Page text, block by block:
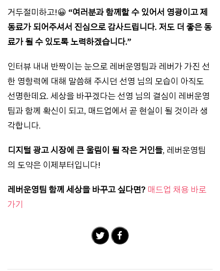
거두절미하고!😀 “여러분과 함께할 수 있어서 영광이고 제
동료가 되어주셔서 진심으로 감사드립니다. 저도 더 좋은 동
료가 될 수 있도록 노력하겠습니다.”
인터뷰 내내 반짝이는 눈으로 레버운영팀과 레버가 가진 선
한 영향력에 대해 말씀해 주시던 선영 님의 모습이 아직도
선명한데요. 세상을 바꾸겠다는 선영 님의 결심이 레버운영
팀과 함께 확신이 되고, 매드업에서 곧 현실이 될 것이라 생
각합니다.
디지털 광고 시장에 큰 울림이 될 작은 거인들, 레버운영팀
의 도약은 이제부터입니다!
레버운영팀 함께 세상을 바꾸고 싶다면? 매드업 채용 바로
가기